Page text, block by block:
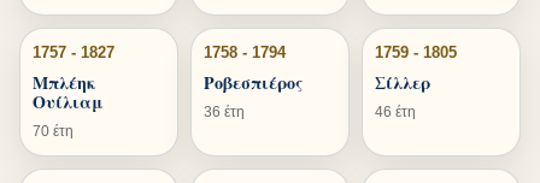
1757 - 1827
Μπλέηκ
Ουίλιαμ
70 έτη
1758 - 1794
Ροβεσπιέρος
36 έτη
1759 - 1805
Σίλλερ
46 έτη